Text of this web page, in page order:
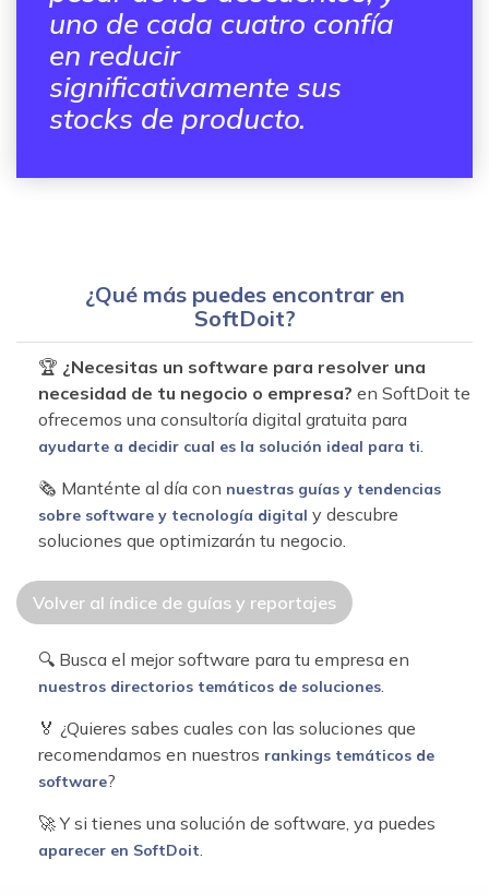
uno de cada cuatro confía
en reducir
significativamente sus
stocks de producto.
¿Qué más puedes encontrar en
SoftDoit?
🏆 ¿Necesitas un software para resolver una
necesidad de tu negocio o empresa? en SoftDoit te
ofrecemos una consultoría digital gratuita para
ayudarte a decidir cual es la solución ideal para ti.
🗞 Manténte al día con nuestras guías y tendencias
sobre software y tecnología digital y descubre
soluciones que optimizarán tu negocio.
Volver al índice de guías y reportajes
🔍 Busca el mejor software para tu empresa en
nuestros directorios temáticos de soluciones.
🏅 ¿Quieres sabes cuales con las soluciones que
recomendamos en nuestros rankings temáticos de
software?
🚀 Y si tienes una solución de software, ya puedes
aparecer en SoftDoit.